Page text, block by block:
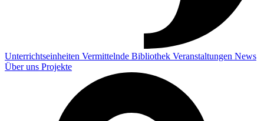
Unterrichtseinheiten Vermittelnde Bibliothek Veranstaltungen News
Über uns Projekte